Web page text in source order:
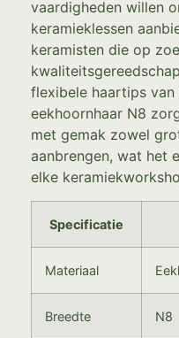
vaardigheden willen
keramieklessen
keramisten die op
flexibele haartips van
eekhoornhaar N8
met gemak zowel
aanbrengen, wat het
elke
Specificatie
Materiaal
Breedte N8